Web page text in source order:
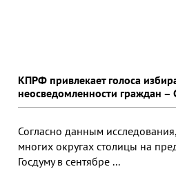
КПРФ привлекает голоса
неосведомленности граждан
Согласно данным
многих округах столицы на
Госдуму в сентябре ...